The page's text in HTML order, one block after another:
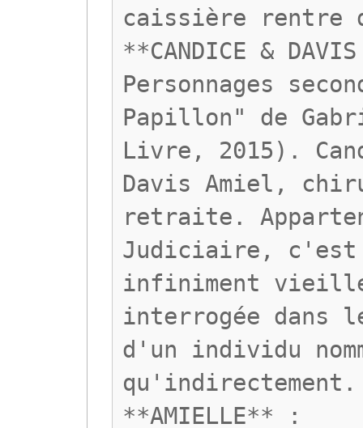
caissière rentre
**CANDICE &
Personnages
Papillon" de
Livre, 2015).
Davis Amiel,
retraite.
Judiciaire,
infiniment
interrogée dans
d'un individu
qu'indirectement.
**AMIELLE** :